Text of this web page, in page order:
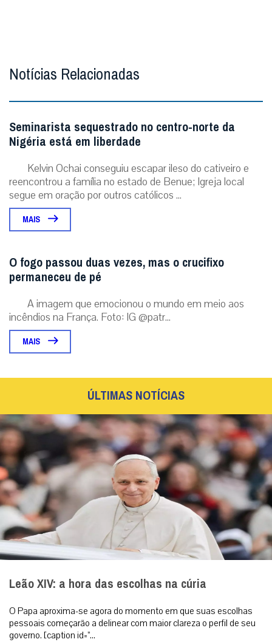
Notícias Relacionadas
Seminarista sequestrado no centro-norte da
Nigéria está em liberdade
Kelvin Ochai conseguiu escapar ileso do cativeiro e
reencontrou a família no estado de Benue; Igreja local
segue em oração por outros católicos ...
MAIS
O fogo passou duas vezes, mas o crucifixo
permaneceu de pé
A imagem que emocionou o mundo em meio aos
incêndios na França. Foto: IG @patr...
MAIS
ÚLTIMAS NOTÍCIAS
Leão XIV: a hora das escolhas na cúria
O Papa aproxima-se agora do momento em que suas escolhas
pessoais começarão a delinear com maior clareza o perfil de seu
governo. [caption id=”...